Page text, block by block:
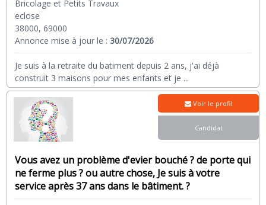
Bricolage et Petits Travaux
eclose
38000, 69000
Annonce mise à jour le :30/07/2026
Je suis à la retraite du batiment depuis 2 ans, j'ai déjà
construit 3 maisons pour mes enfants et je ...
Vous avez un problème d'evier bouché ? de porte qui
ne ferme plus ? ou autre chose, Je suis à votre
service après 37 ans dans le bâtiment. ?
Voir le profil
Candidat